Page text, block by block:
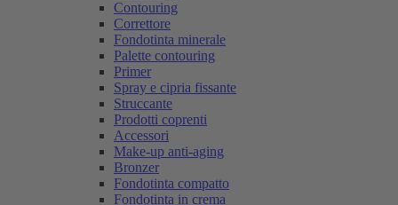
Contouring
Correttore
Fondotinta minerale
Palette contouring
Primer
Spray e cipria fissante
Struccante
Prodotti coprenti
Accessori
Make-up anti-aging
Bronzer
Fondotinta compatto
Fondotinta in crema